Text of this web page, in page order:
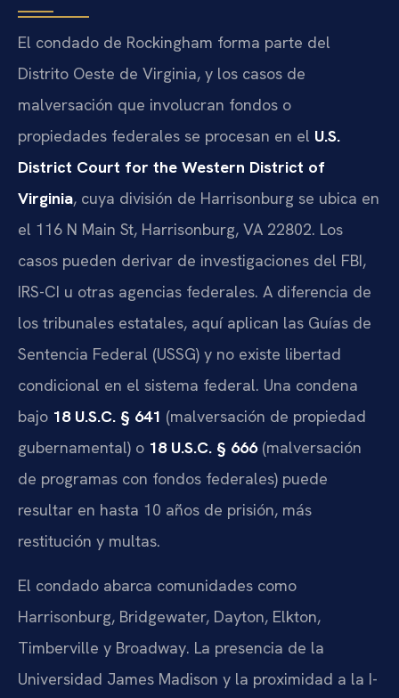
El condado de Rockingham forma parte del
Distrito Oeste de Virginia, y los casos de
malversación que involucran fondos o
propiedades federales se procesan en el U.S.
District Court for the Western District of
Virginia, cuya división de Harrisonburg se ubica en
el 116 N Main St, Harrisonburg, VA 22802. Los
casos pueden derivar de investigaciones del FBI,
IRS-CI u otras agencias federales. A diferencia de
los tribunales estatales, aquí aplican las Guías de
Sentencia Federal (USSG) y no existe libertad
condicional en el sistema federal. Una condena
bajo 18 U.S.C. § 641 (malversación de propiedad
gubernamental) o 18 U.S.C. § 666(malversación
de programas con fondos federales) puede
resultar en hasta 10 años de prisión, más
restitución y multas.
El condado abarca comunidades como
Harrisonburg, Bridgewater, Dayton, Elkton,
Timberville y Broadway. La presencia de la
Universidad James Madison y la proximidad a la I-